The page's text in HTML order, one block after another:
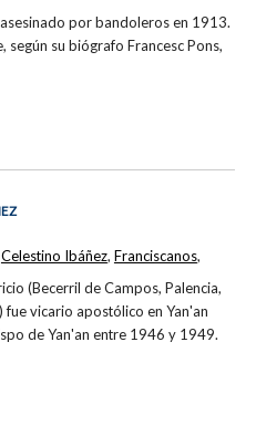
por bandoleros en 1913.
según su biógrafo Francesc Pons,
(Becerril de Campos, Palencia,
vicario apostólico en Yan'an
de Yan'an entre 1946 y 1949.
Celestino Ibáñez, Franciscanos,